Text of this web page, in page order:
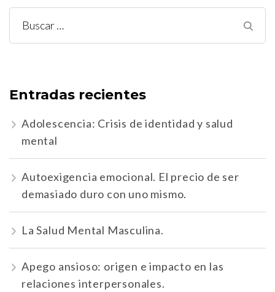
Buscar:
Entradas recientes
Adolescencia: Crisis de identidad y salud
mental
Autoexigencia emocional. El precio de ser
demasiado duro con uno mismo.
La Salud Mental Masculina.
Apego ansioso: origen e impacto en las
relaciones interpersonales.